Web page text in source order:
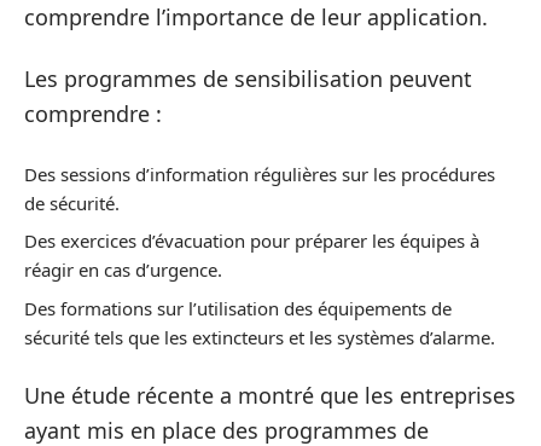
comprendre l’importance de leur application.
Les programmes de sensibilisation peuvent
comprendre :
Des sessions d’information régulières sur les procédures
de sécurité.
Des exercices d’évacuation pour préparer les équipes à
réagir en cas d’urgence.
Des formations sur l’utilisation des équipements de
sécurité tels que les extincteurs et les systèmes d’alarme.
Une étude récente a montré que les entreprises
ayant mis en place des programmes de